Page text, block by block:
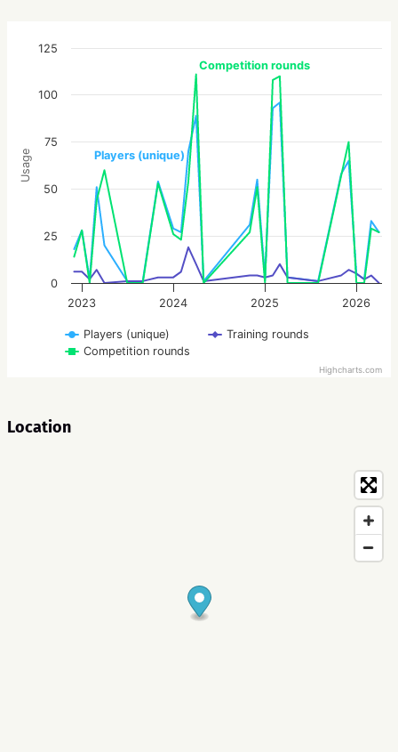
Usage Players (unique)
Competition rounds
Players (unique)
Training rounds
Competition rounds
2023 2024 2025 2026
0
25
50
75
100
125
Highcharts.com
Location